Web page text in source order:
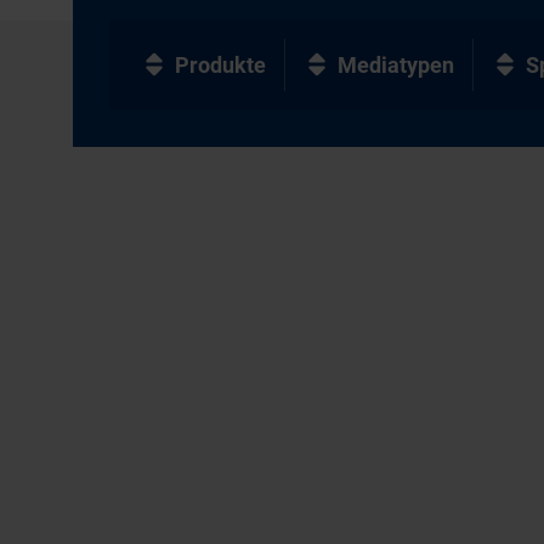
Produkte Mediatypen